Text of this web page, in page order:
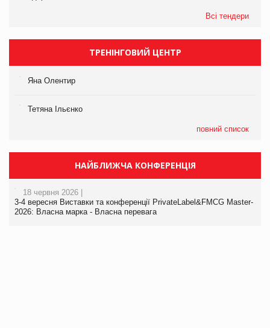
Всі тендери
ТРЕНІНГОВИЙ ЦЕНТР
Яна Олентир
Тетяна Ільєнко
повний список
НАЙБЛИЖЧА КОНФЕРЕНЦІЯ
18 червня 2026 |
3-4 вересня Виставки та конференції PrivateLabel&FMCG Master-
2026: Власна марка - Власна перевага